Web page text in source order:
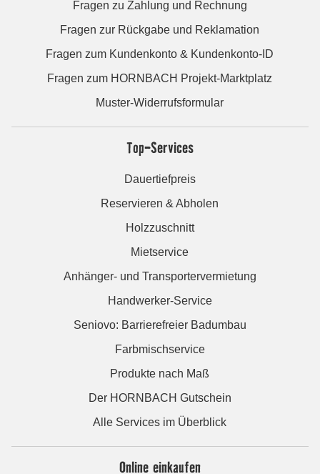
Fragen zu Zahlung und Rechnung
Fragen zur Rückgabe und Reklamation
Fragen zum Kundenkonto & Kundenkonto-ID
Fragen zum HORNBACH Projekt-Marktplatz
Muster-Widerrufsformular
Top-Services
Dauertiefpreis
Reservieren & Abholen
Holzzuschnitt
Mietservice
Anhänger- und Transportervermietung
Handwerker-Service
Seniovo: Barrierefreier Badumbau
Farbmischservice
Produkte nach Maß
Der HORNBACH Gutschein
Alle Services im Überblick
Online einkaufen